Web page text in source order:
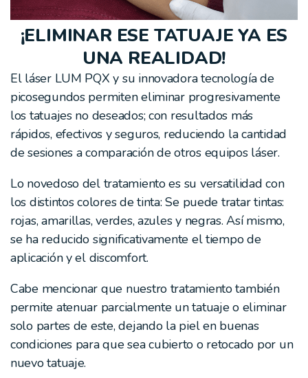
¡ELIMINAR ESE TATUAJE YA ES
UNA REALIDAD!
El láser LUM PQX y su innovadora tecnología de
picosegundos permiten eliminar progresivamente
los tatuajes no deseados; con resultados más
rápidos, efectivos y seguros, reduciendo la cantidad
de sesiones a comparación de otros equipos láser.
Lo novedoso del tratamiento es su versatilidad con
los distintos colores de tinta: Se puede tratar tintas:
rojas, amarillas, verdes, azules y negras. Así mismo,
se ha reducido significativamente el tiempo de
aplicación y el discomfort.
Cabe mencionar que nuestro tratamiento también
permite atenuar parcialmente un tatuaje o eliminar
solo partes de este, dejando la piel en buenas
condiciones para que sea cubierto o retocado por un
nuevo tatuaje.